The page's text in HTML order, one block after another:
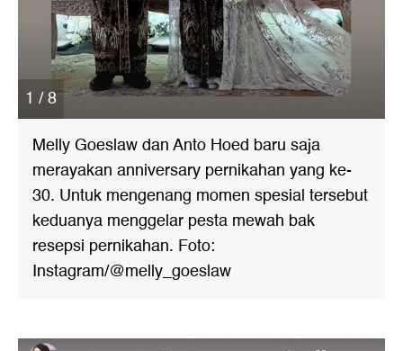
1 / 8
Melly Goeslaw dan Anto Hoed baru saja
merayakan anniversary pernikahan yang ke-
30. Untuk mengenang momen spesial tersebut
keduanya menggelar pesta mewah bak
resepsi pernikahan. Foto:
Instagram/@melly_goeslaw